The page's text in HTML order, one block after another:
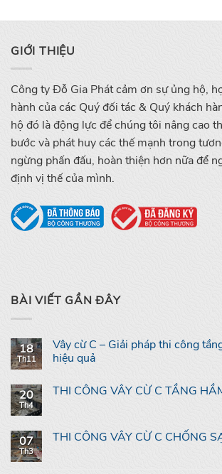
GIỚI THIỆU
Công ty Đỗ Gia Phát cảm ơn sự ủng hộ,
hành của các Quý đối tác & Quý khách
hộ đó là động lực để chúng tôi nâng cao
bước và phát huy các thế mạnh trong
ngừng phấn đấu, hoàn thiện hơn nữa để
định vị thế của mình.
BÀI VIẾT GẦN ĐÂY
18
Th11
Vây cừ C – Giải pháp thi công
hiệu quả
20
Th4
THI CÔNG VÂY CỪ C TẦNG
07
Th3
THI CÔNG VÂY CỪ C CHỐNG